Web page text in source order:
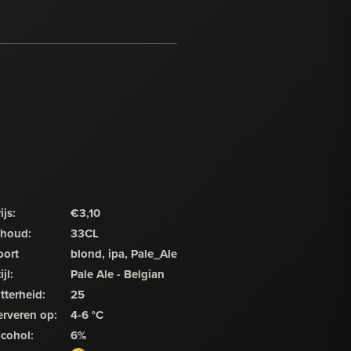
€3,10
33CL
blond, ipa, Pale_Ale
Pale Ale - Belgian
25
op:
4-6 °C
6%